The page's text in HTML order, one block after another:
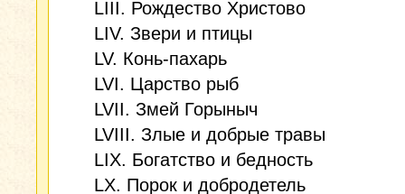
LIII. Рождество Христово
LIV. Звери и птицы
LV. Конь-пахарь
LVI. Царство рыб
LVII. Змей Горыныч
LVIII. Злые и добрые травы
LIX. Богатство и бедность
LX. Порок и добродетель